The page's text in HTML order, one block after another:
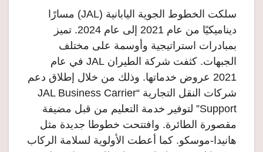
سلكت الخطوط الجوية اليابانية (JAL) مسارًا
ديناميكيًا من عام 2021 إلى عام 2024. تميز
بمبادرات استراتيجية وأوسمة على مختلف
الجبهات. كثفت شركة الطيران JAL في عام
2021 عروض خدماتها. وذلك من خلال إطلاق دعم
شركات النقل التجارية “JAL Business Carrier
Support” لتوفير خدمة التعليم من قبل مضيفة
مقصورة الطائرة. وافتتحت خطوطا جديدة مثل
هانيدا-موسكو. كما أعطت الأولوية لسلامة الركاب